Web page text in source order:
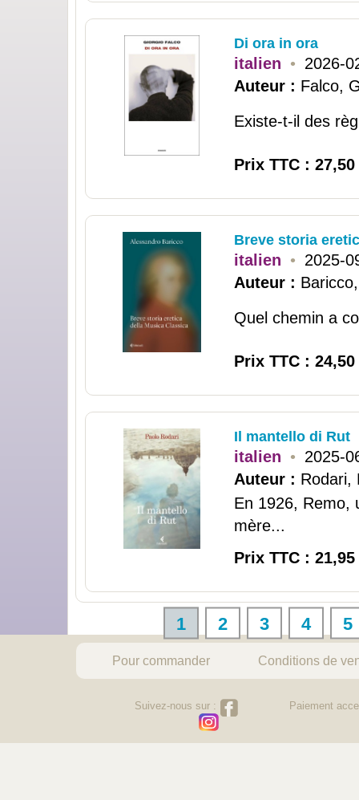
Di ora in ora
italien • 2026-
Auteur : Falco,
Existe-t-il des
Prix TTC : 27,50
Breve storia
italien • 2025-
Auteur :
Quel chemin a
Prix TTC : 24,50
Il mantello di Rut
italien • 2025-
Auteur : Rodari,
En 1926, Remo,
mère...
Prix TTC : 21,95
1 2 3 4 5
Pour commander Conditions de
Suivez-nous sur : Paiement